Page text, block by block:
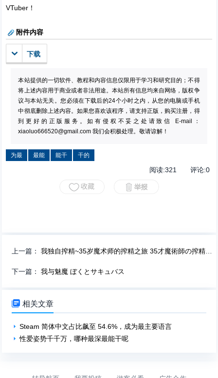
VTuber！
附件内容
下载
本站提供的一切软件、教程和内容信息仅限用于学习和研究目的；不得
将上述内容用于商业或者非法用途。本站所有信息均来自网络，版权争
议与本站无关。您必须在下载后的24个小时之内，从您的电脑或手机
中彻底删除上述内容。如果您喜欢该程序，请支持正版，购买注册，得
到更好的正版服务。如有侵权不妥之处请致信 E-mail：
xiaoluo666520@gmail.com 我们会积极处理。敬请谅解！
为最 最能 能干 干的
阅读:321 评论:0
上一篇：我独自搾精~35岁魔术师的搾精之旅 35才魔術師の搾精一人旅
下一篇：我与魅魔 ぼくとサキュバス
 相关文章
Steam 简体中文占比飙至 54.6%，成为最主要语言
性爱姿势千千万，哪种最深最能干呢